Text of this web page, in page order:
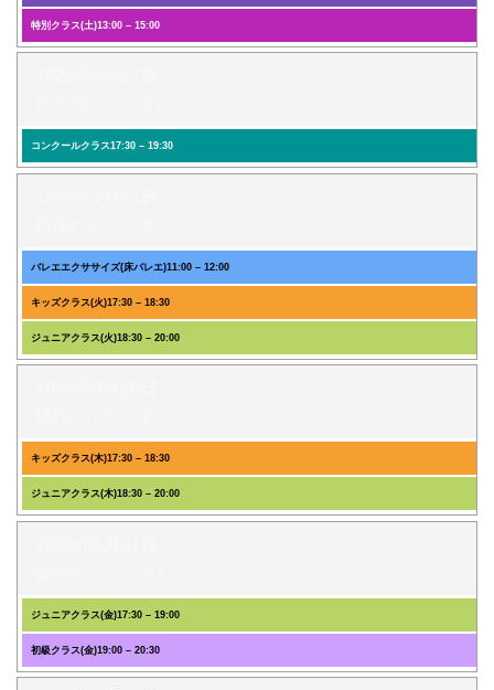
特別クラス(土)13:00 – 15:00
コンクールクラス17:30 – 19:30
バレエエクササイズ(床バレエ)11:00 – 12:00
キッズクラス(火)17:30 – 18:30
ジュニアクラス(火)18:30 – 20:00
キッズクラス(木)17:30 – 18:30
ジュニアクラス(木)18:30 – 20:00
ジュニアクラス(金)17:30 – 19:00
初級クラス(金)19:00 – 20:30